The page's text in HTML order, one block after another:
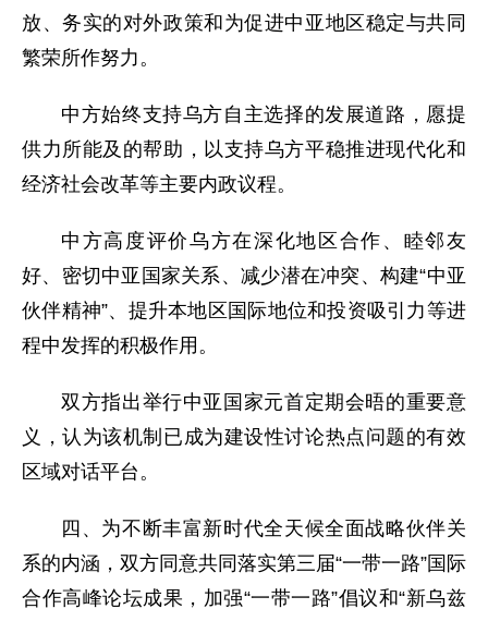
放、务实的对外政策和为促进中亚地区稳定与共同
繁荣所作努力。
中方始终支持乌方自主选择的发展道路，愿提
供力所能及的帮助，以支持乌方平稳推进现代化和
经济社会改革等主要内政议程。
中方高度评价乌方在深化地区合作、睦邻友
好、密切中亚国家关系、减少潜在冲突、构建“中亚
伙伴精神”、提升本地区国际地位和投资吸引力等进
程中发挥的积极作用。
双方指出举行中亚国家元首定期会晤的重要意
义，认为该机制已成为建设性讨论热点问题的有效
区域对话平台。
四、为不断丰富新时代全天候全面战略伙伴关
系的内涵，双方同意共同落实第三届“一带一路”国际
合作高峰论坛成果，加强“一带一路”倡议和“新乌兹